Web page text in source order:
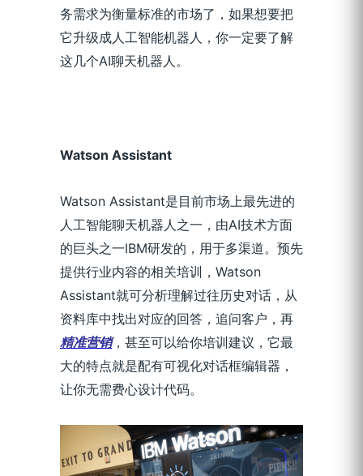
务需求为衡量标准的市场了，如果想要把
它升级成人工智能机器人，你一定要了解
这几个AI聊天机器人。
Watson Assistant
Watson Assistant是目前市场上最先进的
人工智能聊天机器人之一，由AI技术方面
的巨头之一IBM研发的，用于多渠道。预先
提供行业内容的相关培训，Watson
Assistant就可分析理解过往历史对话，从
资料库中找出对应的回答，追问客户，再
精准营销，甚至可以给你培训建议，它最
大的特点就是配有可视化对话框编辑器，
让你无需费心设计代码。